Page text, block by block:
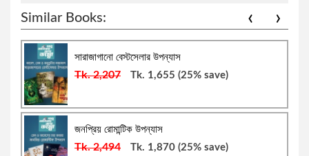
হাবীবুল্লাহ সিরাজী
ইলমা বেহরোজ
মাহবুবা চৌধুরী
সাদাত হোসাইন
আত্ম-উন্নয়ন ও মেডিটেশন
ব্যবসা-বানিজ্য ও অর্থনীতি বিষয়ক
অনুবাদ: আত্ম-উন্নয়ন ও মেডিটেশন
আত্ম-উন্নয়ন, মোটিভেশনাল ও মেডিটেশন
Similar Books:
সারাজাগানো বেস্টসেলার উপন্যাস
Tk. 2,207 Tk. 1,655 (25% save)
জনপ্রিয় রোমান্টিক উপন্যাস
Tk. 2,494 Tk. 1,870 (25% save)
‹ ›